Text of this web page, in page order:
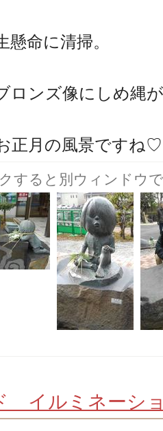
懸命に清掃。
ロンズ像にしめ縄
正月の風景です
すると別ウィンドウ
イルミネー